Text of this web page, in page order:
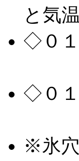
と気
◇０
◇０
※氷